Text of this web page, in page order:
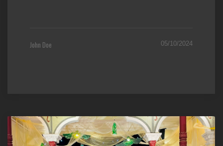
John Doe 05/10/2024